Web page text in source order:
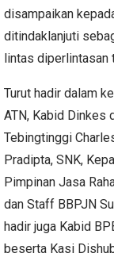
disampaikan
ditindaklanjuti
lintas diperlintasan
Turut hadir dalam
ATN, Kabid Dinkes
Tebingtinggi
Pradipta, SNK,
Pimpinan Jasa
dan Staff BBPJN
hadir juga Kabid
beserta Kasi